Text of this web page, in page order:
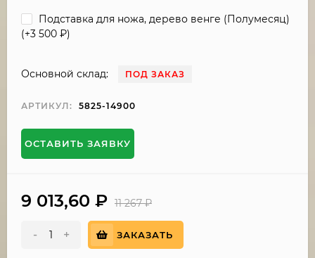
Подставка для ножа, дерево венге (Полумесяц)
(+3 500 ₽)
Основной склад: ПОД ЗАКАЗ
АРТИКУЛ: 5825-14900
ОСТАВИТЬ ЗАЯВКУ
9 013,60 ₽ 11 267₽
- + ЗАКАЗАТЬ